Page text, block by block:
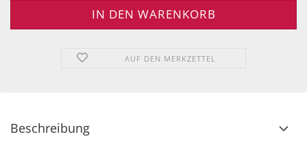
AUF DEN MERKZETTEL
Beschreibung